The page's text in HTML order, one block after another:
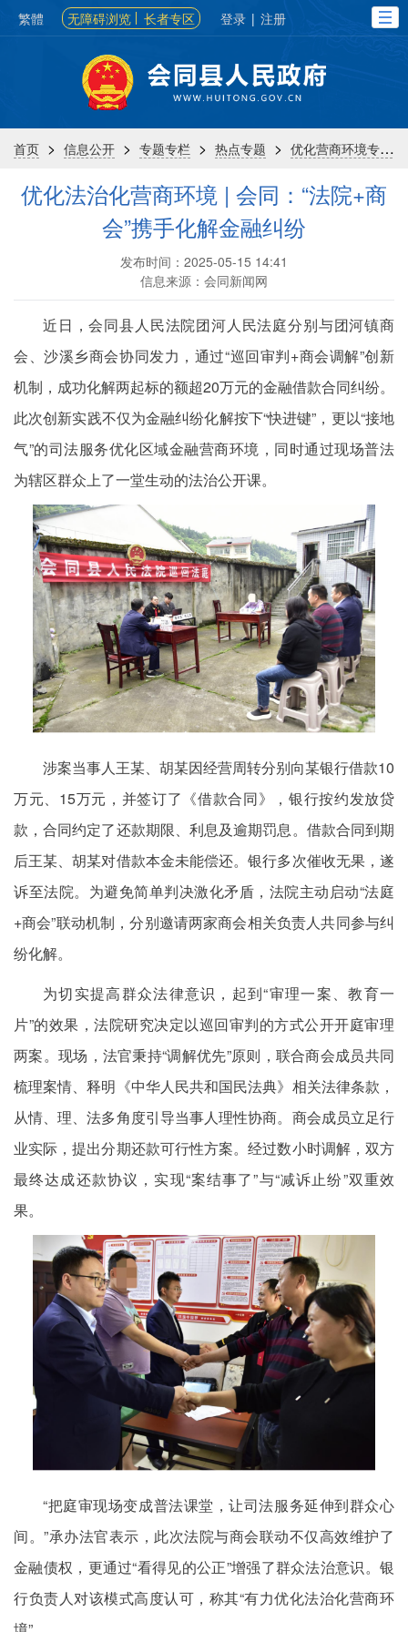
繁體 无障碍浏览 长者专区 登录 | 注册
首页 > 信息公开 > 专题专栏 > 热点专题 > 优化营商环境专栏
优化法治化营商环境 | 会同：“法院+商
会”携手化解金融纠纷
发布时间：2025-05-15 14:41
信息来源：会同新闻网
近日，会同县人民法院团河人民法庭分别与团河镇商
会、沙溪乡商会协同发力，通过“巡回审判+商会调解”创新
机制，成功化解两起标的额超20万元的金融借款合同纠纷。
此次创新实践不仅为金融纠纷化解按下“快进键”，更以“接地
气”的司法服务优化区域金融营商环境，同时通过现场普法
为辖区群众上了一堂生动的法治公开课。
涉案当事人王某、胡某因经营周转分别向某银行借款10
万元、15万元，并签订了《借款合同》，银行按约发放贷
款，合同约定了还款期限、利息及逾期罚息。借款合同到期
后王某、胡某对借款本金未能偿还。银行多次催收无果，遂
诉至法院。为避免简单判决激化矛盾，法院主动启动“法庭
+商会”联动机制，分别邀请两家商会相关负责人共同参与纠
纷化解。
为切实提高群众法律意识，起到“审理一案、教育一
片”的效果，法院研究决定以巡回审判的方式公开开庭审理
两案。现场，法官秉持“调解优先”原则，联合商会成员共同
梳理案情、释明《中华人民共和国民法典》相关法律条款，
从情、理、法多角度引导当事人理性协商。商会成员立足行
业实际，提出分期还款可行性方案。经过数小时调解，双方
最终达成还款协议，实现“案结事了”与“减诉止纷”双重效
果。
“把庭审现场变成普法课堂，让司法服务延伸到群众心
间。”承办法官表示，此次法院与商会联动不仅高效维护了
金融债权，更通过“看得见的公正”增强了群众法治意识。银
行负责人对该模式高度认可，称其“有力优化法治化营商环